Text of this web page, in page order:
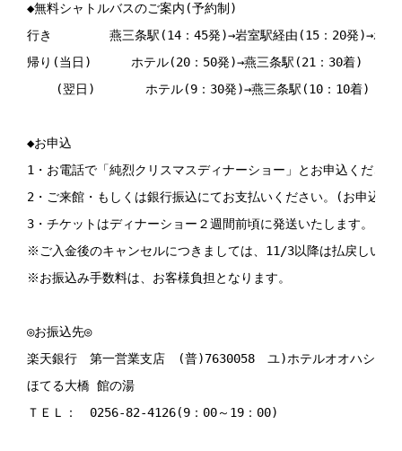
◆無料シャトルバスのご案内(予約制)
行き　　　　 燕三条駅(14：45発)→岩室駅経由(15：20発)→ホ
帰り(当日)  　　ホテル(20：50発)→燕三条駅(21：30着)
    (翌日)　　　　ホテル(9：30発)→燕三条駅(10：10着)
◆お申込
1・お電話で「純烈クリスマスディナーショー」とお申込ください
2・ご来館・もしくは銀行振込にてお支払いください。(お申込日
3・チケットはディナーショー２週間前頃に発送いたします。
※ご入金後のキャンセルにつきましては、11/3以降は払戻しいた
※お振込み手数料は、お客様負担となります。
◎お振込先◎
楽天銀行　第一営業支店　(普)7630058　ユ)ホテルオオハシヤ
ほてる大橋 館の湯
ＴＥＬ：　0256-82-4126(9：00～19：00)